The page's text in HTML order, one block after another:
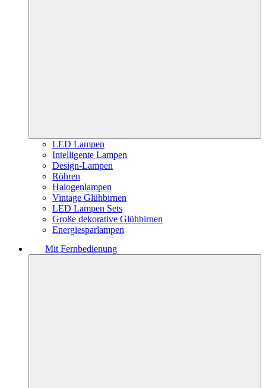
LED Lampen
Intelligente Lampen
Design-Lampen
Röhren
Halogenlampen
Vintage Glühbirnen
LED Lampen Sets
Große dekorative Glühbirnen
Energiesparlampen
Mit Fernbedienung